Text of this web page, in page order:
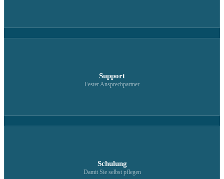
Support
Fester Ansprechpartner
Schulung
Damit Sie selbst pflegen